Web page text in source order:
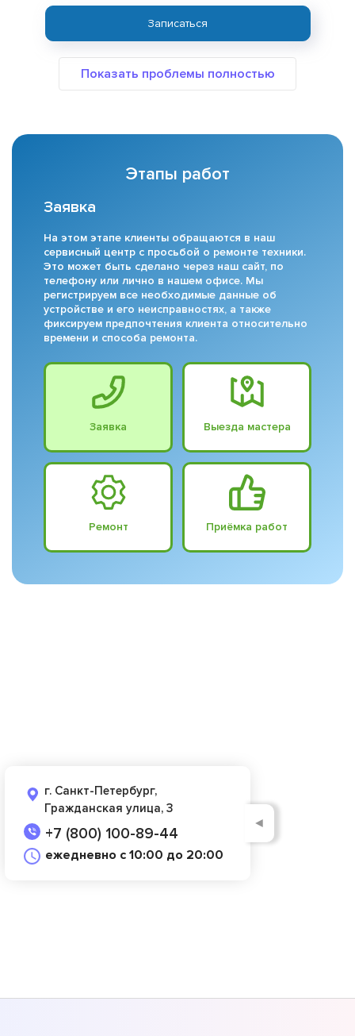
Записаться
Этапы работ
Заявка
На этом этапе клиенты обращаются в наш
сервисный центр с просьбой о ремонте техники.
Это может быть сделано через наш сайт, по
телефону или лично в нашем офисе. Мы
регистрируем все необходимые данные об
устройстве и его неисправностях, а также
фиксируем предпочтения клиента относительно
времени и способа ремонта.
Заявка Выезда мастера
Ремонт Приёмка работ
г. Санкт-Петербург,
Гражданская улица, 3
+7 (800) 100-89-44
ежедневно с 10:00 до 20:00
◄